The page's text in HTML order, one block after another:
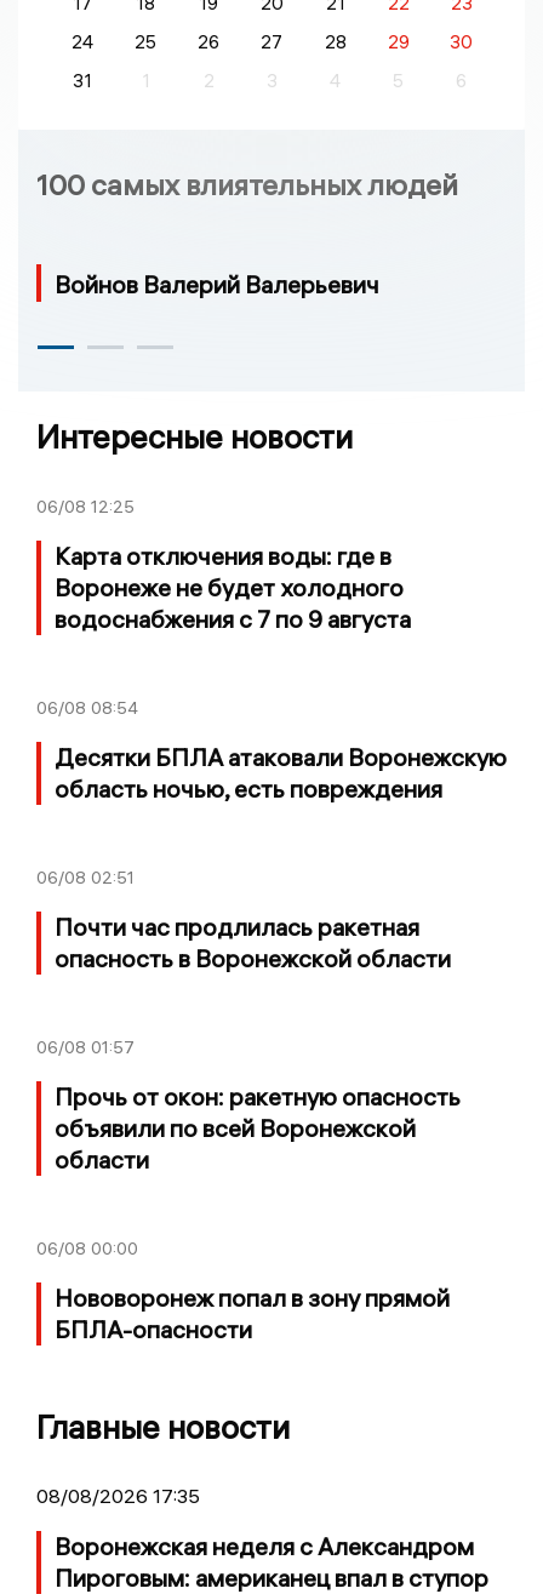
24
25 26 27 28 29
30
31
1 2 3 4 5 6
100 самых влиятельных людей
Войнов Валерий Валерьевич
Интересные новости
06/08 12:25
Карта отключения воды: где в
Воронеже не будет холодного
водоснабжения с 7 по 9 августа
06/08 08:54
Десятки БПЛА атаковали Воронежскую
область ночью, есть повреждения
06/08 02:51
Почти час продлилась ракетная
опасность в Воронежской области
06/08 01:57
Прочь от окон: ракетную опасность
объявили по всей Воронежской
области
06/08 00:00
Нововоронеж попал в зону прямой
БПЛА-опасности
Главные новости
08/08/2026 17:35
Воронежская неделя с Александром
Пироговым: американец впал в ступор